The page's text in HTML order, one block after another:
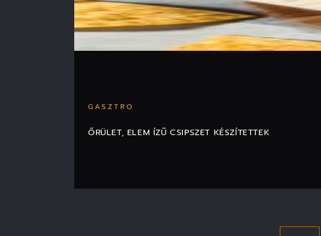
GASZTRO
ŐRÜLET, ELEM ÍZŰ CSIPSZET KÉSZÍTETTEK